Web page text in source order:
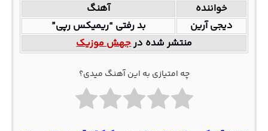
خواننده
آهنگ
دیجی آرین
بد رفتی “ریمیکس رپی”
منتشر شده درجهش موزیک
چه امتیازی به این آهنگ میدی؟